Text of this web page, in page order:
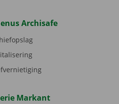
Archisafe
Markant